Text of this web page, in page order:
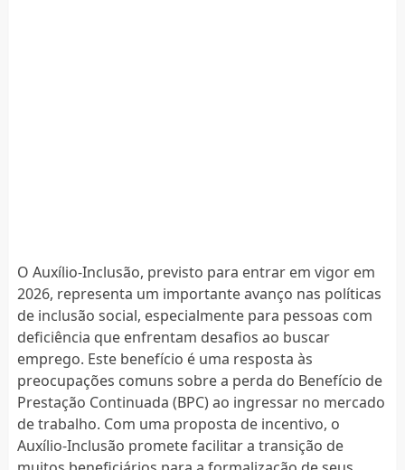
O Auxílio-Inclusão, previsto para entrar em vigor em
2026, representa um importante avanço nas políticas
de inclusão social, especialmente para pessoas com
deficiência que enfrentam desafios ao buscar
emprego. Este benefício é uma resposta às
preocupações comuns sobre a perda do Benefício de
Prestação Continuada (BPC) ao ingressar no mercado
de trabalho. Com uma proposta de incentivo, o
Auxílio-Inclusão promete facilitar a transição de